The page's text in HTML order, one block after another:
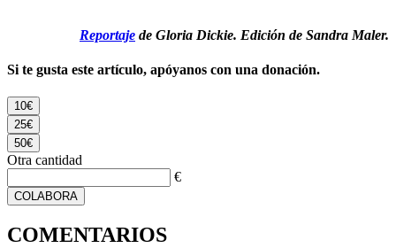
Reportaje de Gloria Dickie. Edición de Sandra Maler.
Si te gusta este artículo, apóyanos con una donación.
10€
25€
50€
Otra cantidad
€
COLABORA
COMENTARIOS